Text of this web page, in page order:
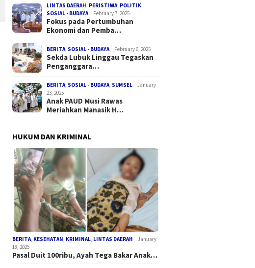
LINTAS DAERAH, PERISTIWA, POLITIK,
SOSIAL - BUDAYA
February 7, 2025
Fokus pada Pertumbuhan
Ekonomi dan Pemba…
BERITA, SOSIAL - BUDAYA February 6, 2025
Sekda Lubuk Linggau Tegaskan
Penganggara…
BERITA, SOSIAL - BUDAYA, SUMSEL
January
23, 2025
Anak PAUD Musi Rawas
Meriahkan Manasik H…
HUKUM DAN KRIMINAL
BERITA, KESEHATAN, KRIMINAL, LINTAS DAERAH
January
18, 2025
Pasal Duit 100ribu, Ayah Tega Bakar Anak…